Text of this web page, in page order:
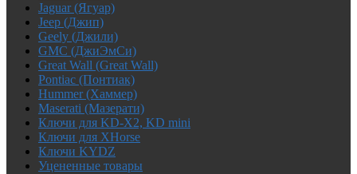
Jaguar (Ягуар)
Jeep (Джип)
Geely (Джили)
GMC (ДжиЭмСи)
Great Wall (Great Wall)
Pontiac (Понтиак)
Hummer (Хаммер)
Maserati (Мазерати)
Ключи для KD-X2, KD mini
Ключи для XHorse
Ключи KYDZ
Уцененные товары